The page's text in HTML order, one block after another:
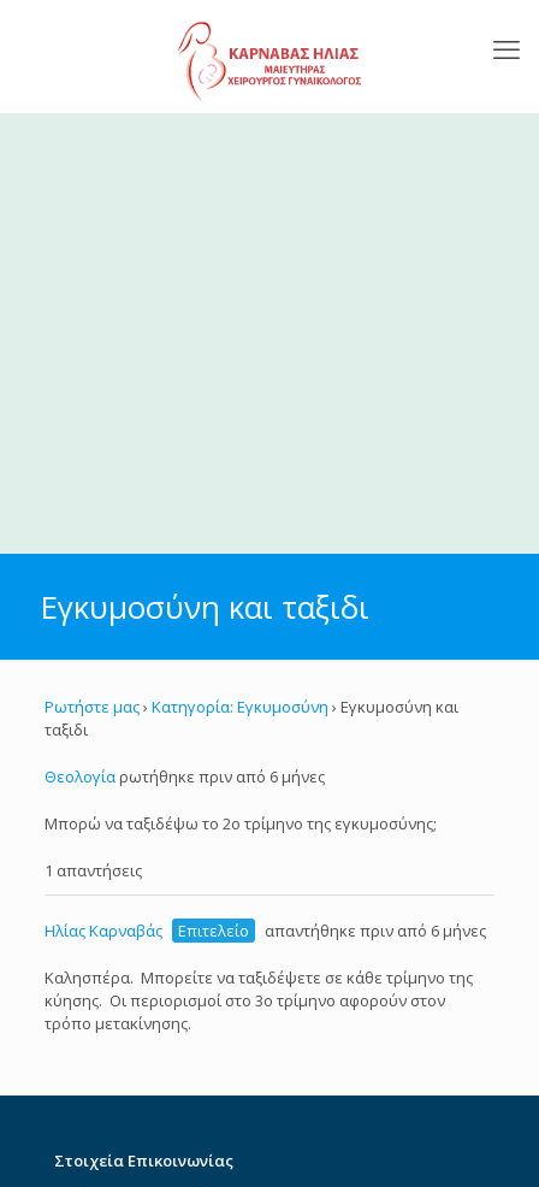
Εγκυμοσύνη και ταξιδι
Ρωτήστε μας› Κατηγορία: Εγκυμοσύνη › Εγκυμοσύνη και
ταξιδι
Θεολογίαρωτήθηκε πριν από 6 μήνες
Μπορώ να ταξιδέψω το 2ο τρίμηνο της εγκυμοσύνης;
1 απαντήσεις
Ηλίας Καρναβάς Επιτελείο απαντήθηκε πριν από 6 μήνες
Καλησπέρα. Μπορείτε να ταξιδέψετε σε κάθε τρίμηνο της
κύησης. Οι περιορισμοί στο 3ο τρίμηνο αφορούν στον
τρόπο μετακίνησης.
Στοιχεία Επικοινωνίας